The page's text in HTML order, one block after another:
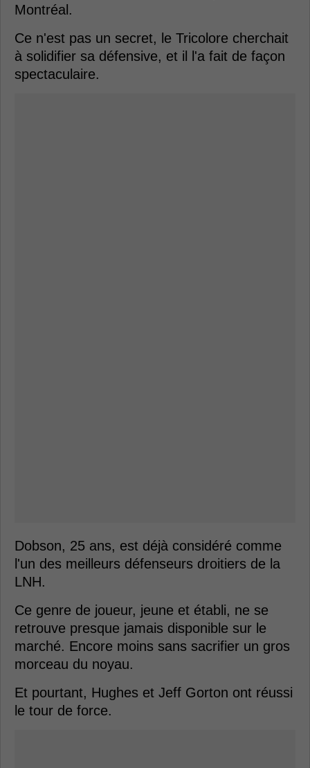
Montréal.
Ce n'est pas un secret, le Tricolore cherchait
à solidifier sa défensive, et il l'a fait de façon
spectaculaire.
Dobson, 25 ans, est déjà considéré comme
l'un des meilleurs défenseurs droitiers de la
LNH.
Ce genre de joueur, jeune et établi, ne se
retrouve presque jamais disponible sur le
marché. Encore moins sans sacrifier un gros
morceau du noyau.
Et pourtant, Hughes et Jeff Gorton ont réussi
le tour de force.